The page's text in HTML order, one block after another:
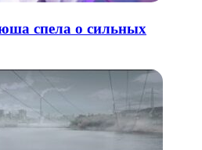
спела о сильных